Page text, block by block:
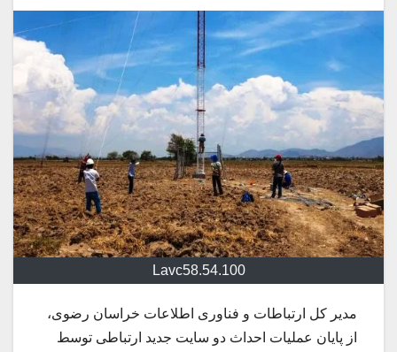
Lavc58.54.100
مدیر کل ارتباطات و فناوری اطلاعات خراسان رضوی،
از پایان عملیات احداث دو سایت جدید ارتباطی توسط